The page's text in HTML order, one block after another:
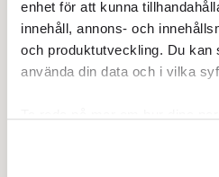
enhet för att kunna
innehåll, annons- och
och produktutveckling. Du
använda din data och i vilka
Du kan ändra eller dra tillbaka
nya tillhåll.
Missa inget: